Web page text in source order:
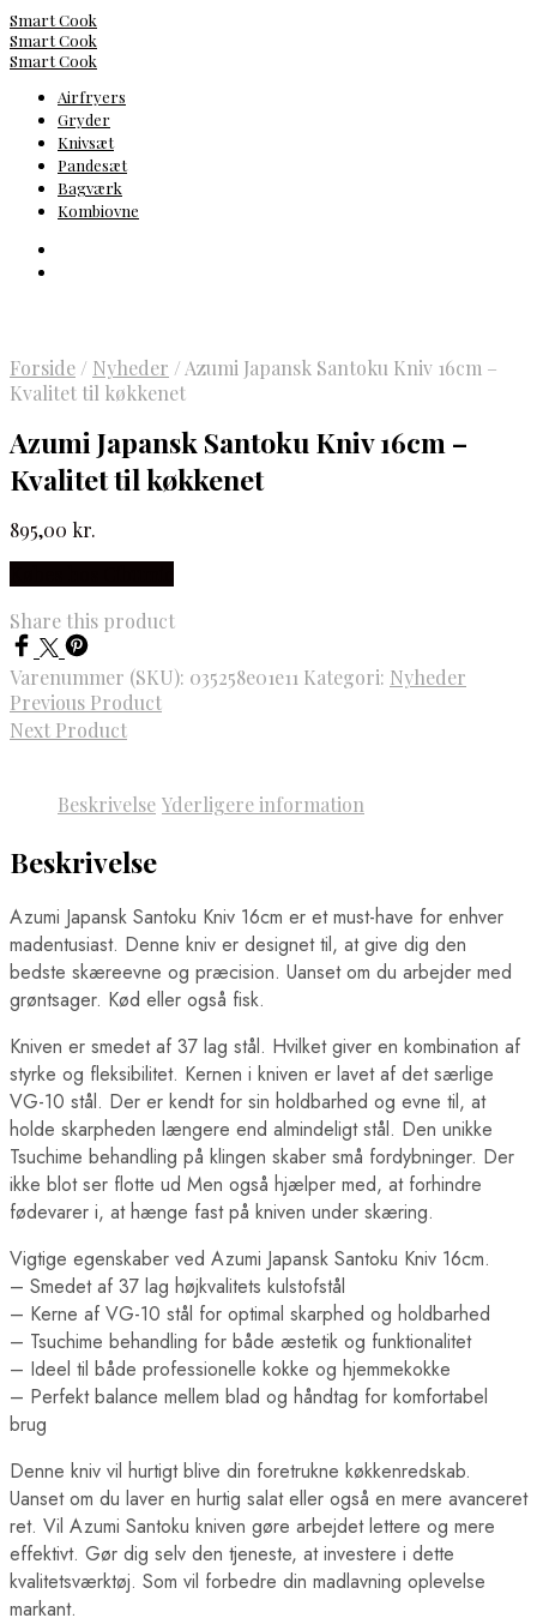
Smart Cook
Smart Cook
Smart Cook
Airfryers
Gryder
Knivsæt
Pandesæt
Bagværk
Kombiovne
Forside / Nyheder / Azumi Japansk Santoku Kniv 16cm –
Kvalitet til køkkenet
Azumi Japansk Santoku Kniv 16cm –
Kvalitet til køkkenet
895,00 kr.
Share this product
Varenummer (SKU): 035258e01e11 Kategori: Nyheder
Previous Product
Next Product
Beskrivelse Yderligere information
Beskrivelse
Azumi Japansk Santoku Kniv 16cm er et must-have for enhver
madentusiast. Denne kniv er designet til, at give dig den
bedste skæreevne og præcision. Uanset om du arbejder med
grøntsager. Kød eller også fisk.
Kniven er smedet af 37 lag stål. Hvilket giver en kombination af
styrke og fleksibilitet. Kernen i kniven er lavet af det særlige
VG-10 stål. Der er kendt for sin holdbarhed og evne til, at
holde skarpheden længere end almindeligt stål. Den unikke
Tsuchime behandling på klingen skaber små fordybninger. Der
ikke blot ser flotte ud Men også hjælper med, at forhindre
fødevarer i, at hænge fast på kniven under skæring.
Vigtige egenskaber ved Azumi Japansk Santoku Kniv 16cm.
– Smedet af 37 lag højkvalitets kulstofstål
– Kerne af VG-10 stål for optimal skarphed og holdbarhed
– Tsuchime behandling for både æstetik og funktionalitet
– Ideel til både professionelle kokke og hjemmekokke
– Perfekt balance mellem blad og håndtag for komfortabel
brug
Denne kniv vil hurtigt blive din foretrukne køkkenredskab.
Uanset om du laver en hurtig salat eller også en mere avanceret
ret. Vil Azumi Santoku kniven gøre arbejdet lettere og mere
effektivt. Gør dig selv den tjeneste, at investere i dette
kvalitetsværktøj. Som vil forbedre din madlavning oplevelse
markant.